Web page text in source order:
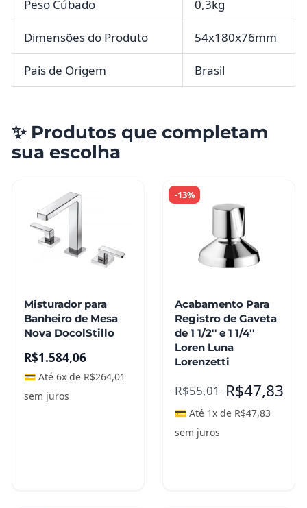
Peso Cúbado 0,3kg
Dimensões do Produto 54x180x76mm
Pais de Origem Brasil
✨ Produtos que completam
sua escolha
Misturador para
Banheiro de Mesa
Nova DocolStillo
R$1.584,06
💳 Até 6x de R$264,01
sem juros
-13%
Acabamento Para
Registro de Gaveta
de 1 1/2'' e 1 1/4''
Loren Luna
Lorenzetti
R$55,01 R$47,83
💳 Até 1x de R$47,83
sem juros